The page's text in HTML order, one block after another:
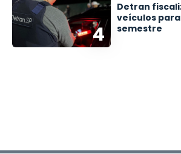
4
Detran
veículos para
semestre